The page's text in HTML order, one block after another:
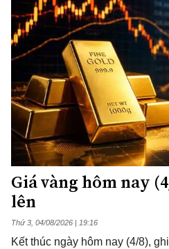
Giá vàng hôm nay
lên
Thứ 3, 04/08/2026 | 19:16
Kết thúc ngày hôm nay (4/8),